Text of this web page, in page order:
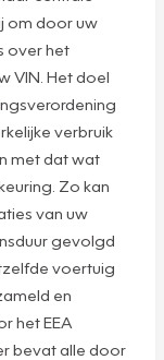
om door uw
over het
VIN. Het doel
verbruik
met dat wat
Zo kan
van uw
gevolgd
voertuig
en
het EEA
bevat alle door